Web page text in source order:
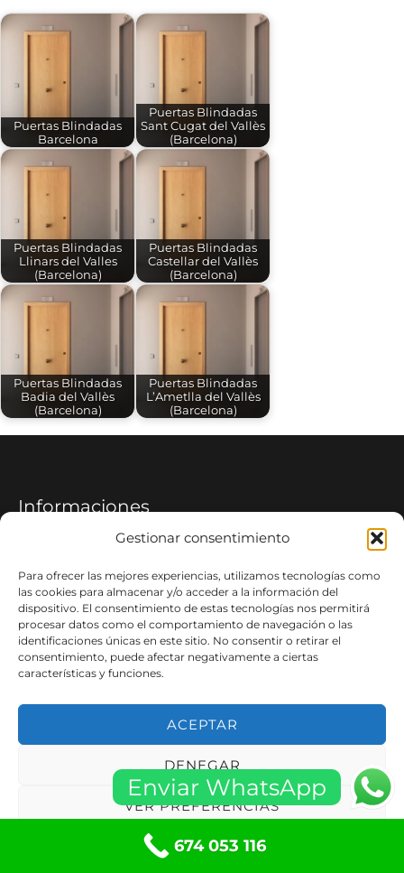
Gestionar consentimiento
Para ofrecer las mejores experiencias, utilizamos tecnologías como
las cookies para almacenar y/o acceder a la información del
dispositivo. El consentimiento de estas tecnologías nos permitirá
procesar datos como el comportamiento de navegación o las
identificaciones únicas en este sitio. No consentir o retirar el
consentimiento, puede afectar negativamente a ciertas
características y funciones.
ACEPTAR
DENEGAR
VER PREFERENCIAS
Política de cookiesPolíticas de privacidad
Puertas Blindadas
Barcelona
Puertas Blindadas
Sant Cugat del Vallès
(Barcelona)
Puertas Blindadas
Llinars del Valles
(Barcelona)
Puertas Blindadas
Castellar del Vallès
(Barcelona)
Puertas Blindadas
Badia del Vallès
(Barcelona)
Puertas Blindadas
L’Ametlla del Vallès
(Barcelona)
Informaciones
Políticas de privacidad
Política de Cookies
Términos y condiciones
Condiciones de Compra
Política de cookies (UE)
Contacte con Nosotros
Carrer Montserrat 9 Local
08960 Sant Just Desvern, Barcelona
info@mccerrajeria24h.com
Teléfono: 674 053 116
Whatsapp: 644 721 038
Enviar WhatsApp
674 053 116